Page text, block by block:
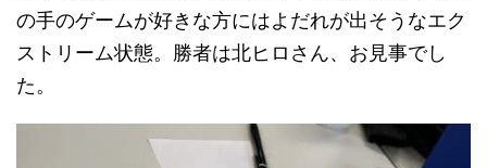
の手のゲームが好きな方にはよだれが出そうなエク
ストリーム状態。勝者は北ヒロさん、お見事でし
た。